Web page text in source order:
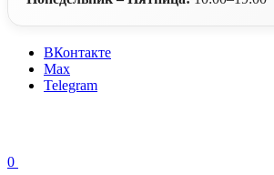
ВКонтакте
Max
Telegram
0